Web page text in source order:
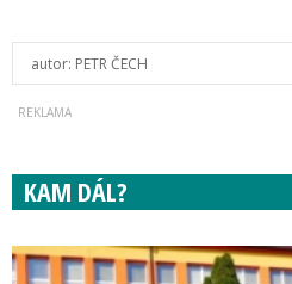
autor: PETR ČECH
KAM DÁL?